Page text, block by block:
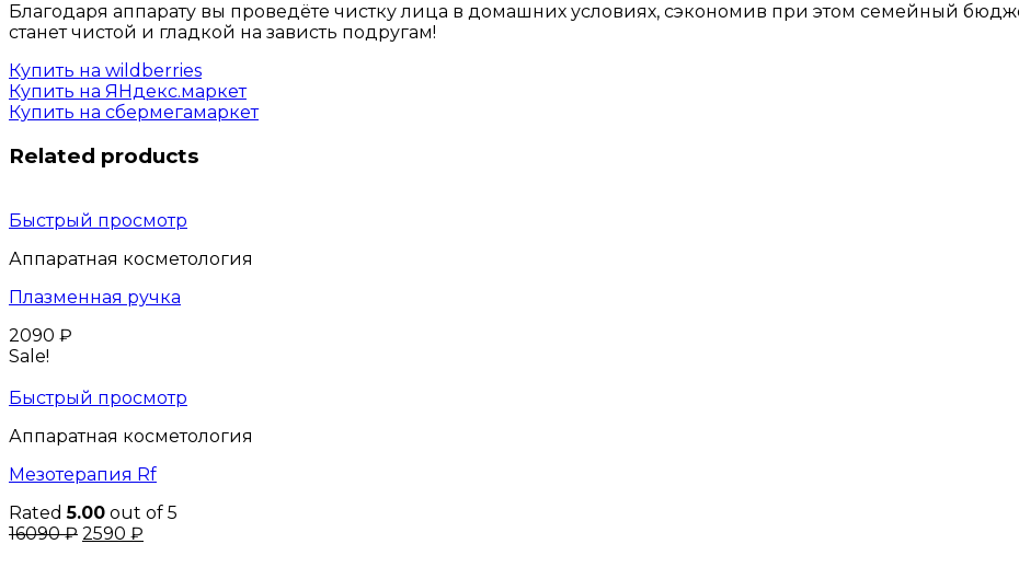
Благодаря аппарату вы проведёте чистку лица в домашних условиях, сэкономив при этом семейный
станет чистой и гладкой на зависть подругам!
Купить на wildberries
Купить на ЯНдекс.маркет
Купить на сбермегамаркет
Related products
Быстрый просмотр
Аппаратная косметология
Плазменная ручка
2090 ₽
Sale!
Быстрый просмотр
Аппаратная косметология
Мезотерапия Rf
Rated5.00 out of 5
16090₽ Original
2590 ₽